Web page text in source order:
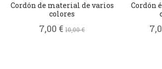
Cordón de material de varios
colores
7,00 €10,00 €
Cordón